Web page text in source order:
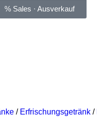
% Sales · Ausverkauf
/ Erfrischungsgetränk /